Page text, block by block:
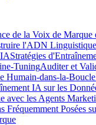
de la Voix de Marque
l'ADN
Stratégies
TuningAuditer et
Humain-dans-la-Boucle
IA sur les
avec les Agents
Fréquemment Posées